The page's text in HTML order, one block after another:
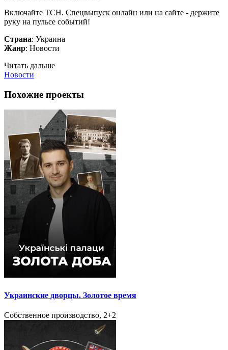
Включайте ТСН. Спецвыпуск онлайн или на сайте - держите
руку на пульсе событий!
Страна: Украина
Жанр: Новости
Читать дальше
Новости
Похожие проекты
Украинские дворцы. Золотое время
Собственное производство, 2+2